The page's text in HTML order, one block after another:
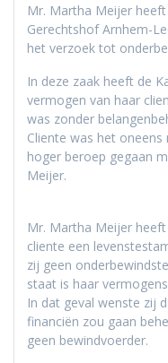
Mr. Martha Meijer
Gerechtshof Arnhem-
het verzoek tot
In deze zaak heeft de
vermogen van haar
was zonder
Cliente was het
hoger beroep gegaan
Meijer.
Mr. Martha Meijer
cliente een
zij geen
staat is haar
In dat geval wenste zij
financiën zou gaan
geen bewindvoerder.